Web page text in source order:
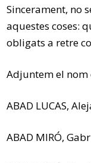
Sincerament, no
aquestes coses:
obligats a retre
Adjuntem el nom
ABAD LUCAS,
ABAD MIRÓ,